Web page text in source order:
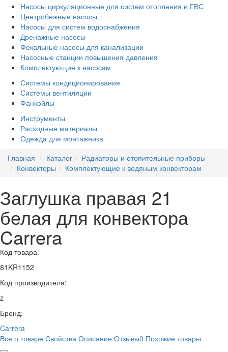
Насосы циркуляционные для систем отопления и ГВС
Центробежные насосы
Насосы для систем водоснабжения
Дренажные насосы
Фекальные насосы для канализации
Насосные станции повышения давления
Комплектующие к насосам
Системы кондиционирования
Системы вентиляции
Фанкойлы
Инструменты
Расходные материалы
Одежда для монтажника
Главная
Каталог
Радиаторы и отопительные приборы
Конвекторы
Комплектующие к водяным конвекторам
Заглушка правая 21
белая для конвектора
Carrera
Код товара:
81KR1152
Код производителя:
z
Бренд:
Carrera
Все о товаре Свойства Описание Отзывы0 Похожие товары